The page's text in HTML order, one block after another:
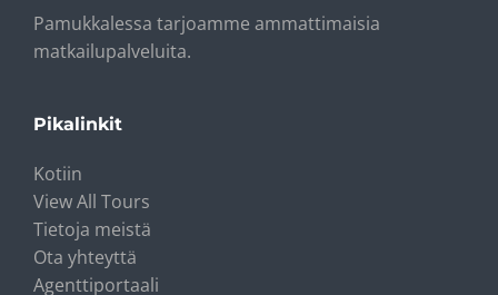
Pamukkalessa tarjoamme ammattimaisia ​​
matkailupalveluita.
Pikalinkit
Kotiin
View All Tours
Tietoja meistä
Ota yhteyttä
Agenttiportaali